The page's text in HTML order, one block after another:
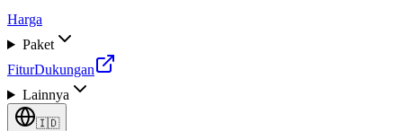
Harga
Paket
FiturDukungan
Lainnya
🇮🇩